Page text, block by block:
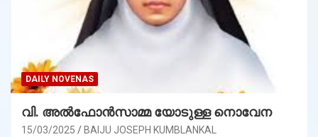
DAILY NOVENAS
വി. അല്‍ഫോന്‍സാമ്മ യോടുള്ള നൊവേന
15/03/2025 BAIJU JOSEPH KUMBLANKAL